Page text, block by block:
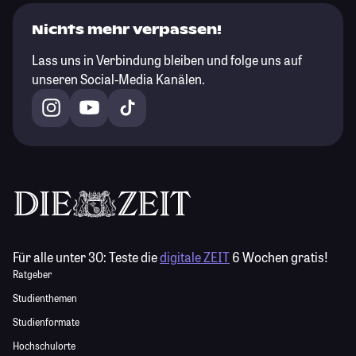
Nichts mehr verpassen!
Lass uns in Verbindung bleiben und folge uns auf
unseren Social-Media Kanälen.
Für alle unter 30:Teste diedigitale ZEIT6 Wochen gratis!
Ratgeber
Studienthemen
Studienformate
Hochschulorte